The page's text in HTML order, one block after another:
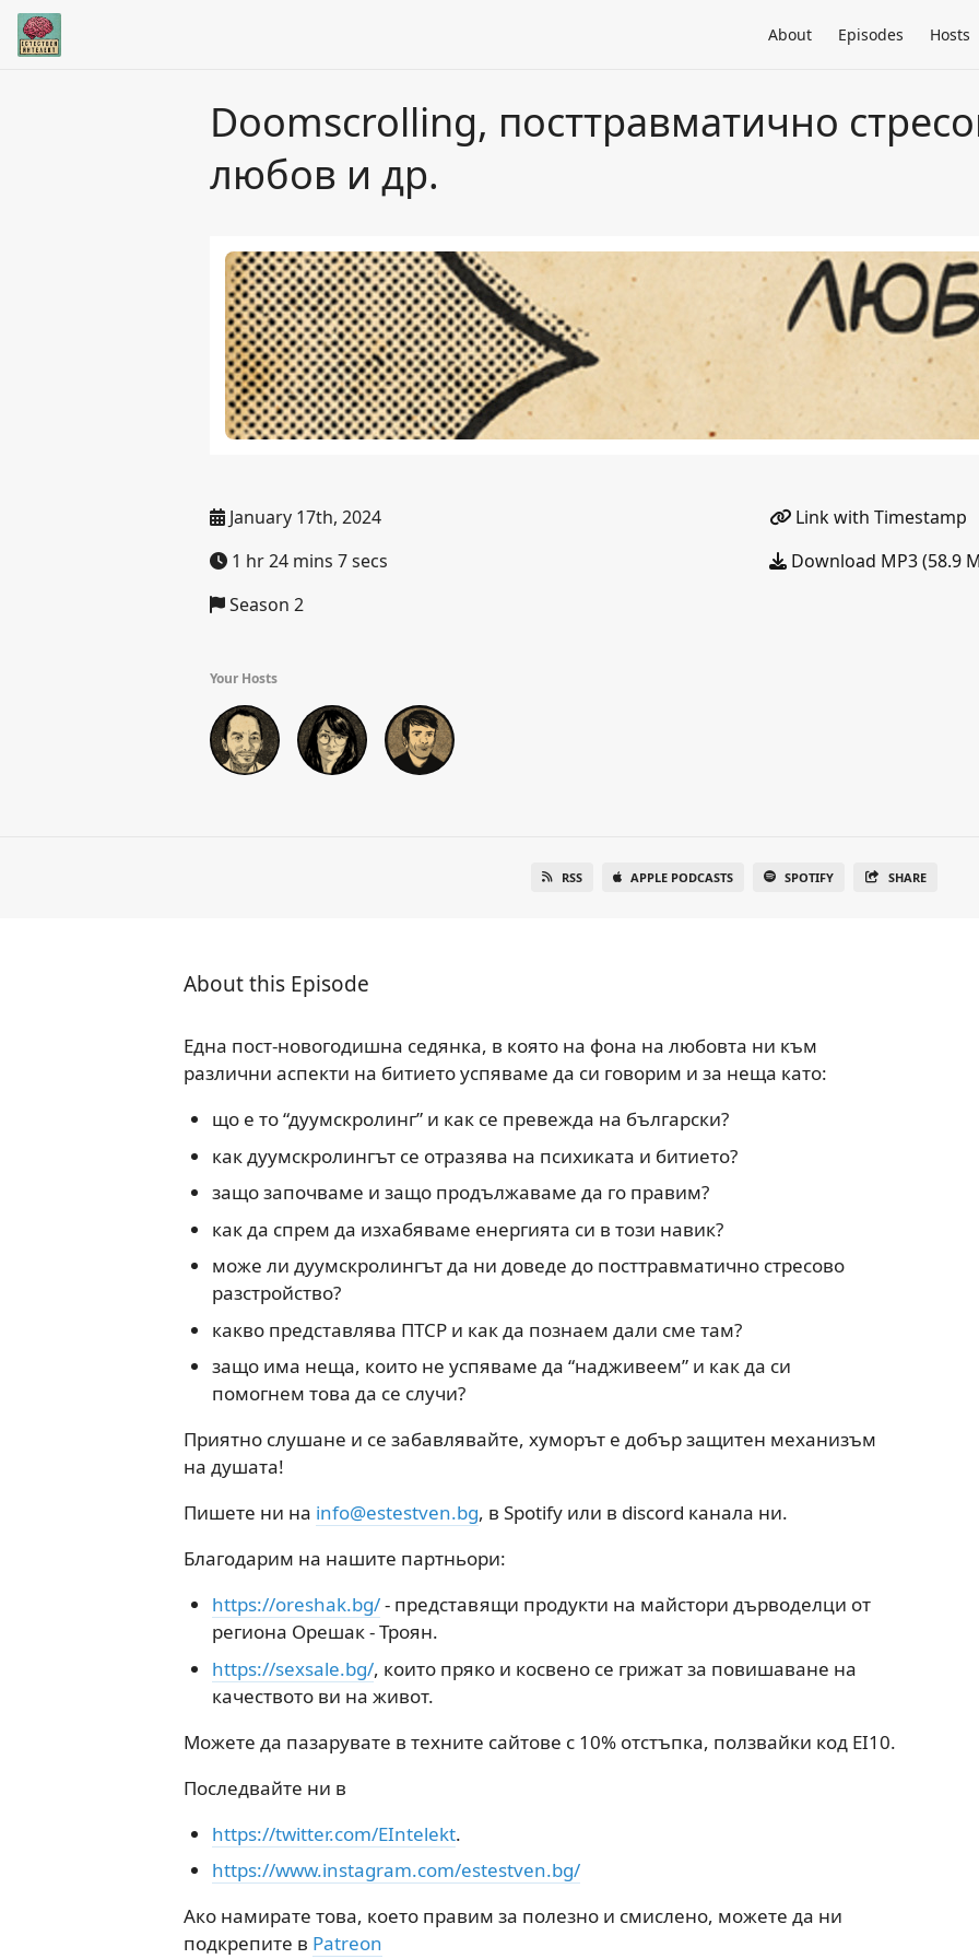
About Episodes Hosts
Doomscrolling, посттравматично
любов и др.
January 17th, 2024
1 hr 24 mins 7 secs
Season 2
Link with Timestamp
Download MP3 (58.9
Your Hosts
RSS APPLE PODCASTS SPOTIFY SHARE
About this Episode
Една пост-новогодишна седянка, в която на фона на любовта ни към
различни аспекти на битието успяваме да си говорим и за неща като:
що е то “дуумскролинг” и как се превежда на български?
как дуумскролингът се отразява на психиката и битието?
защо започваме и защо продължаваме да го правим?
как да спрем да изхабяваме енергията си в този навик?
може ли дуумскролингът да ни доведе до посттравматично стресово
разстройство?
какво представлява ПТСР и как да познаем дали сме там?
защо има неща, които не успяваме да “надживеем” и как да си
помогнем това да се случи?
Приятно слушане и се забавлявайте, хуморът е добър защитен механизъм
на душата!
Пишете ни на info@estestven.bg, в Spotify или в discord канала ни.
Благодарим на нашите партньори:
https://oreshak.bg/- представящи продукти на майстори дърводелци от
региона Орешак - Троян.
https://sexsale.bg/, които пряко и косвено се грижат за повишаване на
качеството ви на живот.
Можете да пазарувате в техните сайтове с 10% отстъпка, ползвайки код EI10.
Последвайте ни в
https://twitter.com/EIntelekt.
https://www.instagram.com/estestven.bg/
Ако намирате това, което правим за полезно и смислено, можете да ни
подкрепите в Patreon